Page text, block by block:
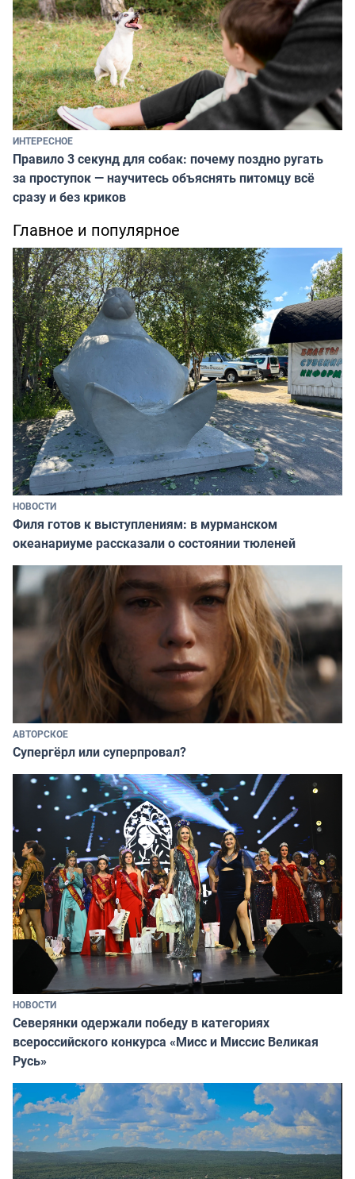
ИНТЕРЕСНОЕ
Правило 3 секунд для собак: почему поздно ругать
за проступок — научитесь объяснять питомцу всё
сразу и без криков
Главное и популярное
НОВОСТИ
Филя готов к выступлениям: в мурманском
океанариуме рассказали о состоянии тюленей
АВТОРСКОЕ
Супергёрл или суперпровал?
НОВОСТИ
Северянки одержали победу в категориях
всероссийского конкурса «Мисс и Миссис Великая
Русь»